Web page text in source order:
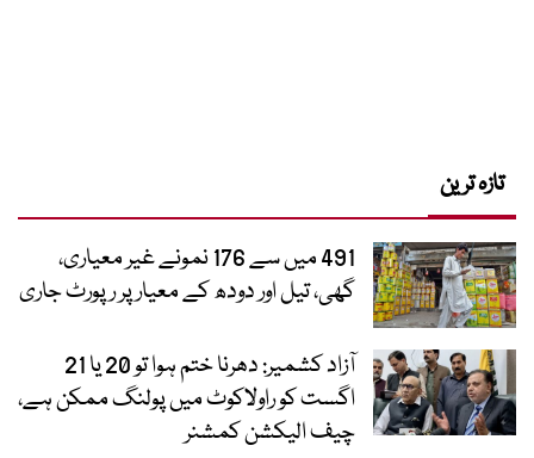
تازہ ترین
491 میں سے 176 نمونے غیر معیاری،
گھی، تیل اور دودھ کے معیار پر رپورٹ جاری
آزاد کشمیر: دھرنا ختم ہوا تو 20 یا 21
اگست کو راولاکوٹ میں پولنگ ممکن ہے،
چیف الیکشن کمشنر